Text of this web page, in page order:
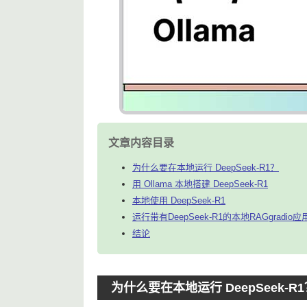
文章内容目录
为什么要在本地运行 DeepSeek-R1？
用 Ollama 本地搭建 DeepSeek-R1
本地使用 DeepSeek-R1
运行带有DeepSeek-R1的本地RAGgradio应
结论
为什么要在本地运行 DeepSeek-R1